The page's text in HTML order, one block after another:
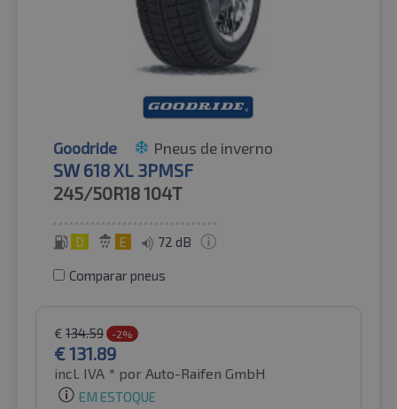
Goodride Pneus de inverno
SW 618 XL 3PMSF
245/50R18104T
D E 72 dB
Comparar pneus
€ 134.59 -2%
€131.89
incl. IVA * por Auto-Raifen GmbH
EM ESTOQUE